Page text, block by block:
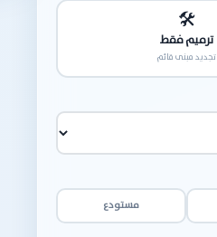
🛠️
ترميم فقط
تجديد مبنى قائم
مستودع